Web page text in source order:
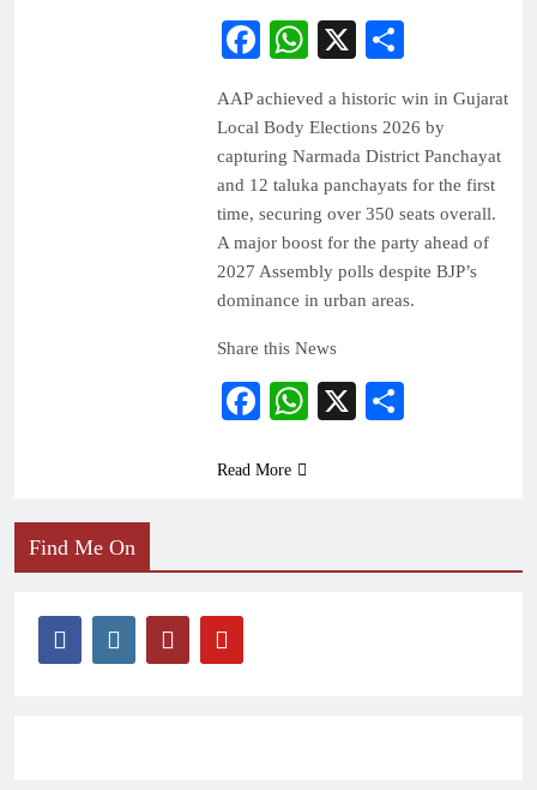
Facebook
WhatsApp
X
AAP achieved a historic win in Gujarat
Local Body Elections 2026 by
capturing Narmada District Panchayat
and 12 taluka panchayats for the first
time, securing over 350 seats overall.
A major boost for the party ahead of
2027 Assembly polls despite BJP’s
dominance in urban areas.
Share this News
Facebook
WhatsApp
X
Read More
Find Me On